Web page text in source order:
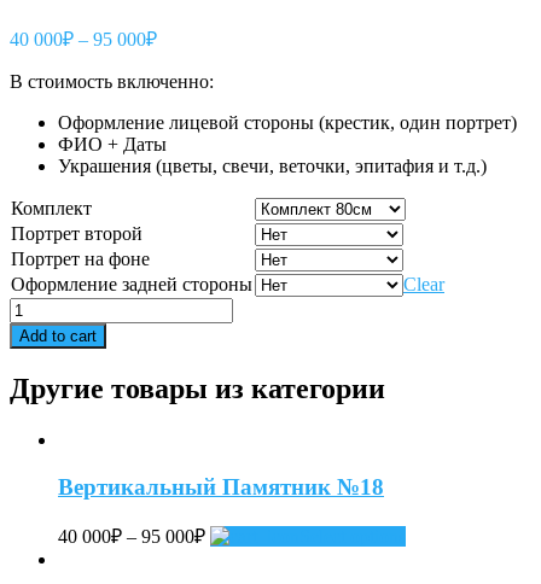
40 000₽ – 95 000₽
В стоимость включенно:
Оформление лицевой стороны (крестик, один портрет)
ФИО + Даты
Украшения (цветы, свечи, веточки, эпитафия и т.д.)
Комплект
Портрет второй
Портрет на фоне
Оформление задней стороны
Clear
Вертикальный
Памятник
№37
Add to cart
Другие товары из категории
Вертикальный Памятник №18
40 000₽ – 95 000₽